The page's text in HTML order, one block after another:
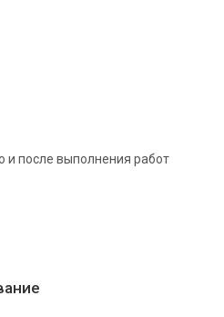
и после выполнения работ